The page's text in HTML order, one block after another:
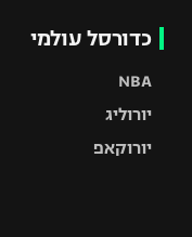
כדורסל עולמי
NBA
יורוליג
יורוקאפ